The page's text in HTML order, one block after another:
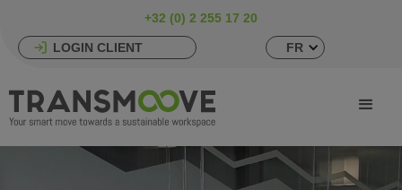
+32 (0) 2 255 17 20
LOGIN CLIENT FR